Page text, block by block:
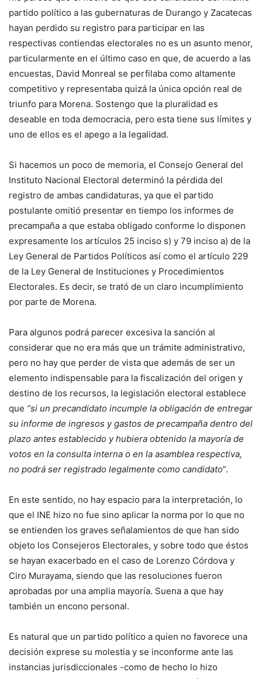
partido político a las gubernaturas de Durango y Zacatecas
hayan perdido su registro para participar en las
respectivas contiendas electorales no es un asunto menor,
particularmente en el último caso en que, de acuerdo a las
encuestas, David Monreal se perfilaba como altamente
competitivo y representaba quizá la única opción real de
triunfo para Morena. Sostengo que la pluralidad es
deseable en toda democracia, pero esta tiene sus límites y
uno de ellos es el apego a la legalidad.
Si hacemos un poco de memoria, el Consejo General del
Instituto Nacional Electoral determinó la pérdida del
registro de ambas candidaturas, ya que el partido
postulante omitió presentar en tiempo los informes de
precampaña a que estaba obligado conforme lo disponen
expresamente los artículos 25 inciso s) y 79 inciso a) de la
Ley General de Partidos Políticos así como el artículo 229
de la Ley General de Instituciones y Procedimientos
Electorales. Es decir, se trató de un claro incumplimiento
por parte de Morena.
Para algunos podrá parecer excesiva la sanción al
considerar que no era más que un trámite administrativo,
pero no hay que perder de vista que además de ser un
elemento indispensable para la fiscalización del origen y
destino de los recursos, la legislación electoral establece
que “si un precandidato incumple la obligación de entregar
su informe de ingresos y gastos de precampaña dentro del
plazo antes establecido y hubiera obtenido la mayoría de
votos en la consulta interna o en la asamblea respectiva,
no podrá ser registrado legalmente como candidato”.
En este sentido, no hay espacio para la interpretación, lo
que el INE hizo no fue sino aplicar la norma por lo que no
se entienden los graves señalamientos de que han sido
objeto los Consejeros Electorales, y sobre todo que éstos
se hayan exacerbado en el caso de Lorenzo Córdova y
Ciro Murayama, siendo que las resoluciones fueron
aprobadas por una amplia mayoría. Suena a que hay
también un encono personal.
Es natural que un partido político a quien no favorece una
decisión exprese su molestia y se inconforme ante las
instancias jurisdiccionales -como de hecho lo hizo